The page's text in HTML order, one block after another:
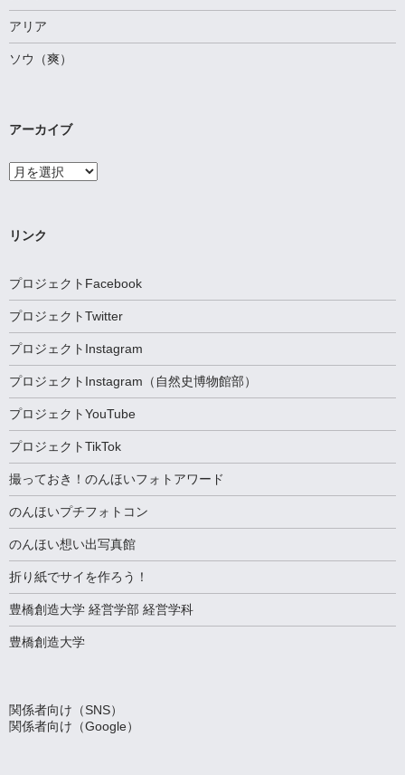
アリア
ソウ（爽）
アーカイブ
ア
ー
ブ
リンク
プロジェクトFacebook
プロジェクトTwitter
プロジェクトInstagram
プロジェクトInstagram（自然史博物館部）
プロジェクトYouTube
プロジェクトTikTok
撮っておき！のんほいフォトアワード
のんほいプチフォトコン
のんほい想い出写真館
折り紙でサイを作ろう！
豊橋創造大学 経営学部 経営学科
豊橋創造大学
関係者向け（SNS）
関係者向け（Google）